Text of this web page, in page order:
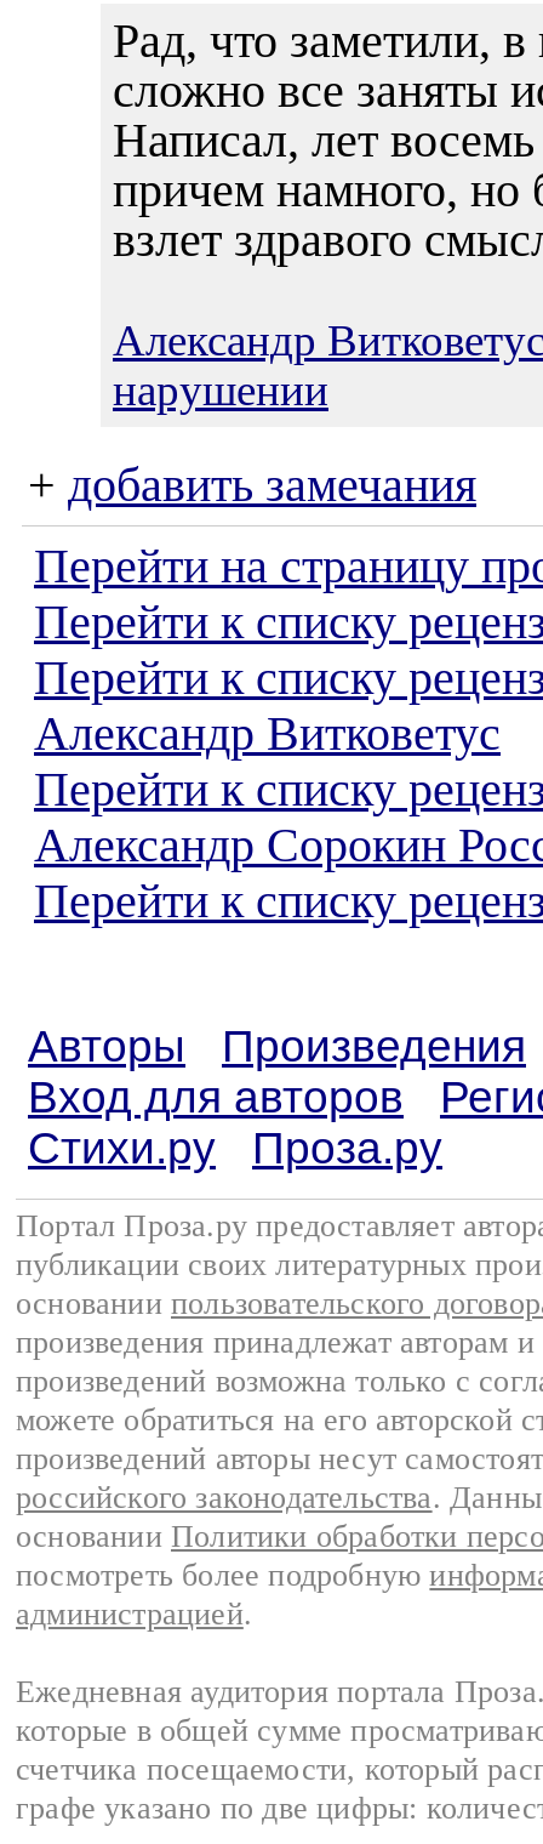
Рад, что заметили,
сложно все заняты
Написал, лет
причем намного, но
взлет здравого
Александр
нарушении
+ добавить замечания
Перейти на страницу
Перейти к списку
Перейти к списку
Александр Витковетус
Перейти к списку
Александр Сорокин
Перейти к списку
Авторы
Произведения
Вход для авторов
Стихи.ру
Проза.ру
Портал Проза.ру предоставляет
публикации своих литературных
основании пользовательского
произведения принадлежат авторам
произведений возможна только с
можете обратиться на его авторской
произведений авторы несут
российского законодательства.
основании Политики обработки
посмотреть более подробную
администрацией.
Ежедневная аудитория портала
которые в общей сумме
счетчика посещаемости, который
графе указано по две цифры: